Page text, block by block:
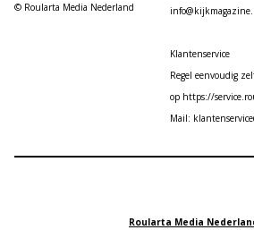
© Roularta Media Nederland
Klantenservice
Regel eenvoudig
op https://
Mail:
Roularta Media